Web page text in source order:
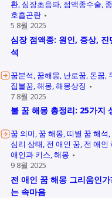
환 심장초음파 점액종수술
호흡곤란
5 8월 2025
심장 점액종: 원인, 증상,
석
꿈분석 꿈해몽 난로꿈 돈꿈
집불꿈 해몽 해몽상징
7 8월 2025
불 꿈 해몽 총정리: 25가지
꿈 의미 꿈 해몽 띠별 꿈 해석
심리 상태 전 애인 꿈 전 애인
애인과 키스 해몽
9 8월 2025
전 애인 꿈 해몽 그리움인
는 속마음